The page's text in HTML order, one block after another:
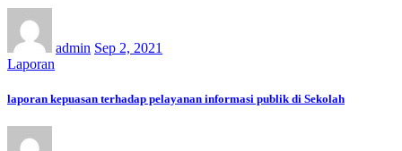
admin Sep 2, 2021
Laporan
laporan kepuasan terhadap pelayanan informasi publik di Sekolah